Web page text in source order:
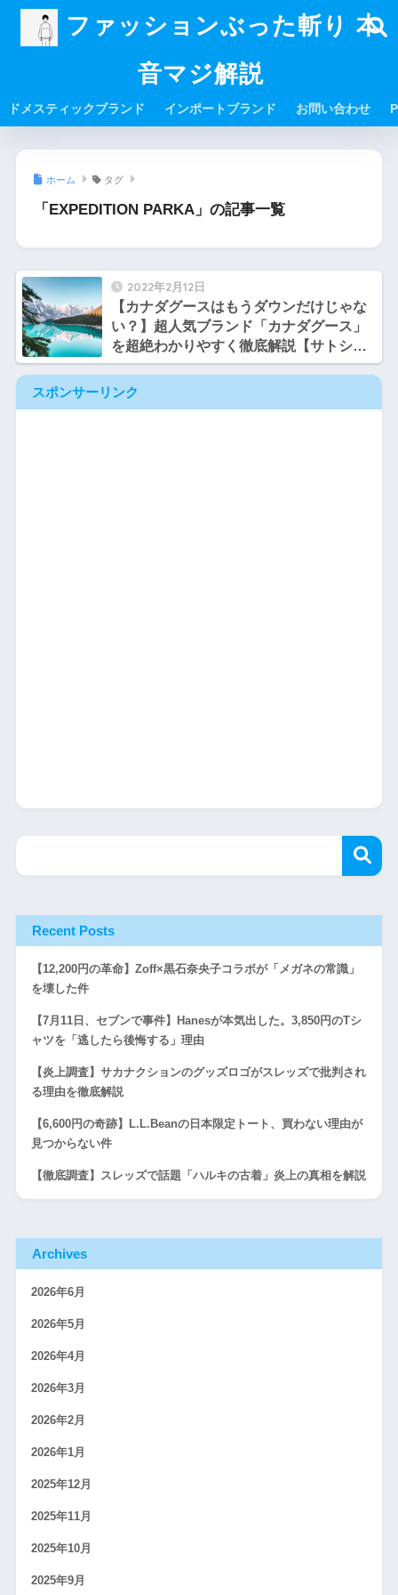
ファッションぶった斬り 本
音マジ解説
ドメスティックブランド インポートブランド お問い合わせ
ホーム タグ
「EXPEDITION PARKA」の記事一覧
2022年2月12日
【カナダグースはもうダウンだけじゃな
い？】超人気ブランド「カナダグース」
を超絶わかりやすく徹底解説【サトシと
ヒロシのファッション談義】
スポンサーリンク
Recent Posts
【12,200円の革命】Zoff×黒石奈央子コラボが「メガネの常識」
を壊した件
【7月11日、セブンで事件】Hanesが本気出した。3,850円のTシ
ャツを「逃したら後悔する」理由
【炎上調査】サカナクションのグッズロゴがスレッズで批判され
る理由を徹底解説
【6,600円の奇跡】L.L.Beanの日本限定トート、買わない理由が
見つからない件
【徹底調査】スレッズで話題「ハルキの古着」炎上の真相を解説
Archives
2026年6月
2026年5月
2026年4月
2026年3月
2026年2月
2026年1月
2025年12月
2025年11月
2025年10月
2025年9月